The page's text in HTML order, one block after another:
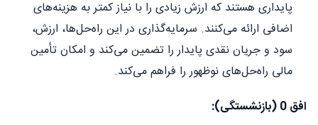
پایداری هستند که ارزش زیادی را با نیاز کمتر به هزینه‌های
اضافی ارائه می‌کنند. سرمایه‌گذاری در این راه‌حل‌ها، ارزش،
سود و جریان نقدی پایدار را تضمین می‌کند و امکان تأمین
مالی راه‌حل‌های نوظهور را فراهم می‌کند.
افق 0 (بازنشستگی):